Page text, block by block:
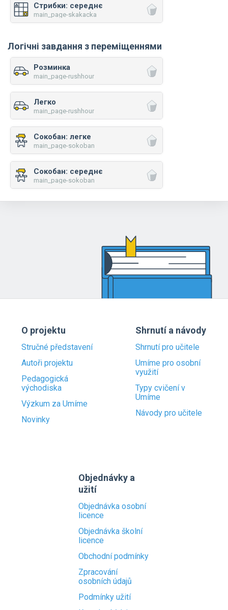
Стрибки: середнє
main_page-skakacka
Логічні завдання з переміщеннями
Розминка
main_page-rushhour
Легко
main_page-rushhour
Сокобан: легке
main_page-sokoban
Сокобан: середнє
main_page-sokoban
O projektu
Stručné představení
Autoři projektu
Pedagogická
východiska
Výzkum za Umíme
Novinky
Shrnutí a návody
Shrnutí pro učitele
Umíme pro osobní
využití
Typy cvičení v
Umíme
Návody pro učitele
Objednávky a
užití
Objednávka osobní
licence
Objednávka školní
licence
Obchodní podmínky
Zpracování
osobních údajů
Podmínky užití